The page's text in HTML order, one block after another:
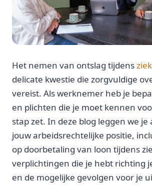
Het nemen van ontslag tijdens
delicate kwestie die zorgvuldige
vereist. Als werknemer heb je
en plichten die je moet kennen
stap zet. In deze blog leggen we je
jouw arbeidsrechtelijke positie,
op doorbetaling van loon tijdens
verplichtingen die je hebt richting
en de mogelijke gevolgen voor je